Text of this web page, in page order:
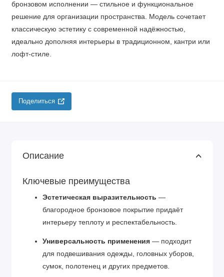
бронзовом исполнении — стильное и функциональное
решение для организации пространства. Модель сочетает
классическую эстетику с современной надёжностью,
идеально дополняя интерьеры в традиционном, кантри или
лофт‑стиле.
Поделиться
Описание
Ключевые преимущества
Эстетическая выразительность —
благородное бронзовое покрытие придаёт
интерьеру теплоту и респектабельность.
Универсальность применения — подходит
для подвешивания одежды, головных уборов,
сумок, полотенец и других предметов.